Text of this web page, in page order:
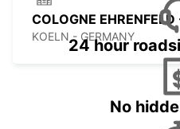
COLOGNE
KOELN - GERMANY
24 hour
No